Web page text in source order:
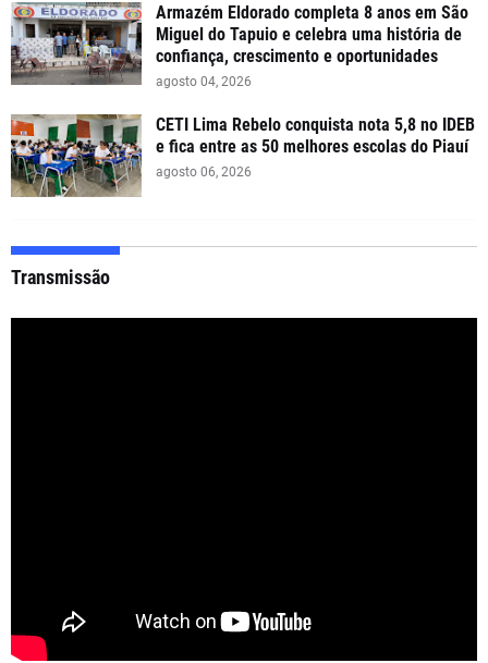
Armazém Eldorado completa 8 anos em São
Miguel do Tapuio e celebra uma história de
confiança, crescimento e oportunidades
agosto 04, 2026
CETI Lima Rebelo conquista nota 5,8 no IDEB
e fica entre as 50 melhores escolas do Piauí
agosto 06, 2026
Transmissão